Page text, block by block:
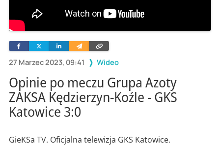
27 Marzec 2023, 09:41 Wideo
FacebookTwitterLinkedinWyślij
e-
Skopiuj
link
Opinie po meczu Grupa Azoty
ZAKSA Kędzierzyn-Koźle - GKS
Katowice 3:0
GieKSa TV. Oficjalna telewizja GKS Katowice.